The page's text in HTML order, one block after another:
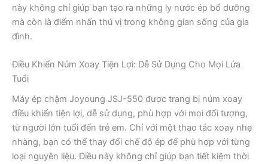
này không chỉ giúp bạn tạo ra những ly nước ép bổ dưỡng
mà còn là điểm nhấn thú vị trong không gian sống của gia
đình.
Điều Khiển Núm Xoay Tiện Lợi: Dễ Sử Dụng Cho Mọi Lứa
Tuổi
Máy ép chậm Joyoung JSJ-550 được trang bị núm xoay
điều khiển tiện lợi, dễ sử dụng, phù hợp với mọi đối tượng,
từ người lớn tuổi đến trẻ em. Chỉ với một thao tác xoay nhẹ
nhàng, bạn có thể thay đổi chế độ ép để phù hợp với từng
loại nguyên liệu. Điều này không chỉ giúp bạn tiết kiệm thời